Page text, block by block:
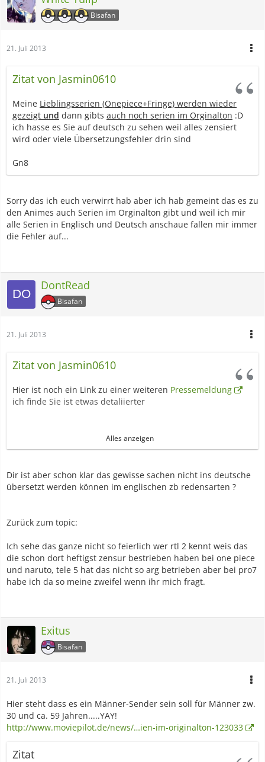
Bisafan
21. Juli 2013
Zitat von Jasmin0610
Meine Lieblingsserien (Onepiece+Fringe) werden wieder
gezeigt und dann gibts auch noch serien im Orginalton :D
ich hasse es Sie auf deutsch zu sehen weil alles zensiert
wird oder viele Übersetzungsfehler drin sind
Gn8
Sorry das ich euch verwirrt hab aber ich hab gemeint das es zu
den Animes auch Serien im Orginalton gibt und weil ich mir
alle Serien in Englisch und Deutsch anschaue fallen mir immer
die Fehler auf...
DontRead
Bisafan
21. Juli 2013
Zitat von Jasmin0610
Hier ist noch ein Link zu einer weiteren Pressemeldung
ich finde Sie ist etwas detaliierter
Ich frei mich grad riesig ^^
gezeigt und dann gibts auch noch serien im Orginalton :D
ich hasse es Sie auf deutsch zu sehen weil alles zensiert
Gn8
Alles anzeigen
Dir ist aber schon klar das gewisse sachen nicht ins deutsche
übersetzt werden können im englischen zb redensarten ?
Zurück zum topic:
Ich sehe das ganze nicht so feierlich wer rtl 2 kennt weis das
die schon dort heftigst zensur bestrieben haben bei one piece
und naruto, tele 5 hat das nicht so arg betrieben aber bei pro7
habe ich da so meine zweifel wenn ihr mich fragt.
Exitus
Bisafan
21. Juli 2013
Hier steht dass es ein Männer-Sender sein soll für Männer zw.
30 und ca. 59 Jahren.....YAY!
http://www.moviepilot.de/news/…ien-im-originalton-123033
Zitat